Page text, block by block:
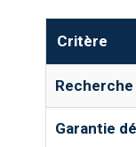
Critère
Garantie